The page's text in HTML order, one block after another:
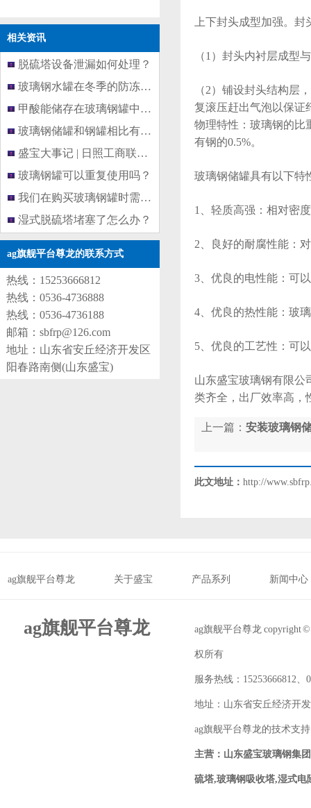
相关资讯
脱硫塔设备泄漏如何处理？
玻璃钢水罐在冬季的防冻保温措施
甲酸能储存在玻璃钢罐中吗？
玻璃钢储罐和钢罐相比有哪些优良
盛宝大事记 | 日照工商联莅临山东
玻璃钢罐可以重复使用吗？
我们在购买玻璃钢罐时需要了解哪
湿式脱硫塔堵塞了怎么办？
ag旗舰平台尊龙的联系方式
热线：15253666812
热线：0536-4736888
热线：0536-4736188
邮箱： sbfrp@126.com
地址：山东省安丘经济开发区
阳春路南侧(山东盛宝)
上下封头成型加强。
（1）封头内衬层成型
（2）铺设封头结构层
复滚压赶出气泡以保证
物理特性：玻璃钢的比
有钢的0.5%。
玻璃钢储罐具有以下特
1、轻质高强：相对密
2、良好的耐腐性能：
3、优良的电性能：可
4、优良的热性能：玻
5、优良的工艺性：可
山东盛宝玻璃钢有限公
类齐全，出厂效率高，
上一篇： 安装玻璃钢
此文地址： http://
ag旗舰平台尊龙 关于盛宝 产品系列 新闻中心
ag旗舰平台尊龙 ag旗舰平台尊龙 copyright
权所有
服务热线：15253666812、
地址：山东省安丘经济开
ag旗舰平台尊龙的技术支
主营：山东盛宝玻璃钢集
硫塔,玻璃钢吸收塔,湿式电